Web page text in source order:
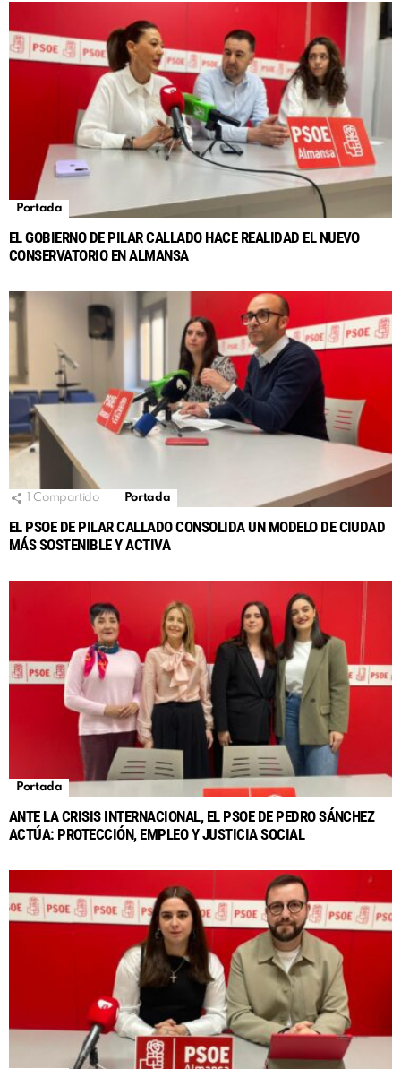
Portada
EL GOBIERNO DE PILAR CALLADO HACE REALIDAD EL NUEVO
CONSERVATORIO EN ALMANSA
Compartido Portada
EL PSOE DE PILAR CALLADO CONSOLIDA UN MODELO DE CIUDAD
MÁS SOSTENIBLE Y ACTIVA
Portada
ANTE LA CRISIS INTERNACIONAL, EL PSOE DE PEDRO SÁNCHEZ
ACTÚA: PROTECCIÓN, EMPLEO Y JUSTICIA SOCIAL